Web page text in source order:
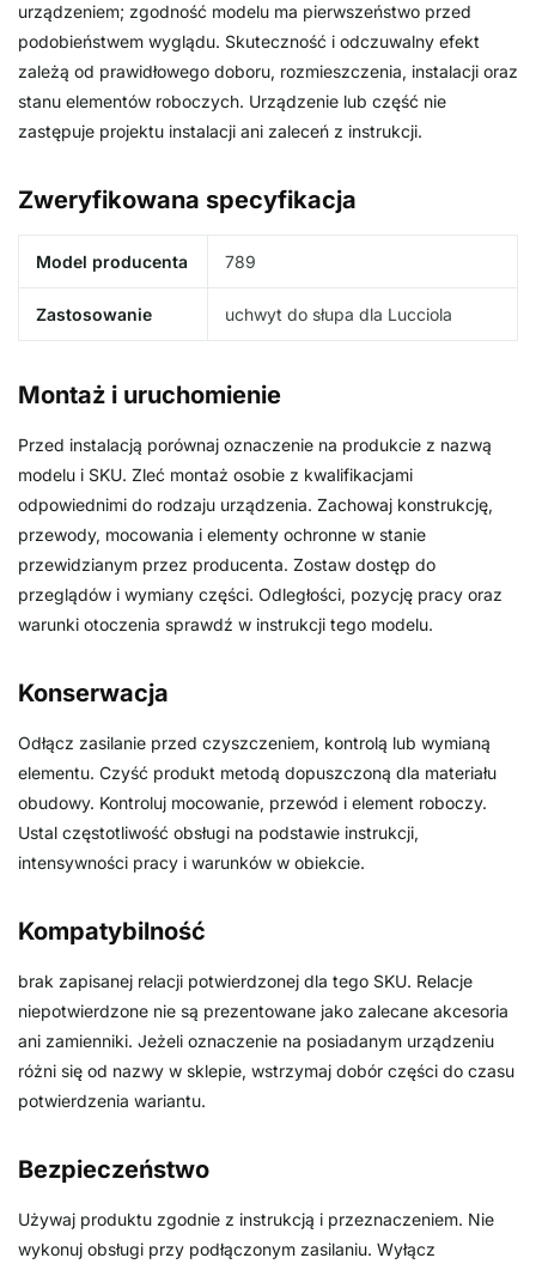
urządzeniem; zgodność modelu ma pierwszeństwo przed
podobieństwem wyglądu. Skuteczność i odczuwalny efekt
zależą od prawidłowego doboru, rozmieszczenia, instalacji oraz
stanu elementów roboczych. Urządzenie lub część nie
zastępuje projektu instalacji ani zaleceń z instrukcji.
Zweryfikowana specyfikacja
Model producenta 789
Zastosowanie uchwyt do słupa dla Lucciola
Montaż i uruchomienie
Przed instalacją porównaj oznaczenie na produkcie z nazwą
modelu i SKU. Zleć montaż osobie z kwalifikacjami
odpowiednimi do rodzaju urządzenia. Zachowaj konstrukcję,
przewody, mocowania i elementy ochronne w stanie
przewidzianym przez producenta. Zostaw dostęp do
przeglądów i wymiany części. Odległości, pozycję pracy oraz
warunki otoczenia sprawdź w instrukcji tego modelu.
Konserwacja
Odłącz zasilanie przed czyszczeniem, kontrolą lub wymianą
elementu. Czyść produkt metodą dopuszczoną dla materiału
obudowy. Kontroluj mocowanie, przewód i element roboczy.
Ustal częstotliwość obsługi na podstawie instrukcji,
intensywności pracy i warunków w obiekcie.
Kompatybilność
brak zapisanej relacji potwierdzonej dla tego SKU. Relacje
niepotwierdzone nie są prezentowane jako zalecane akcesoria
ani zamienniki. Jeżeli oznaczenie na posiadanym urządzeniu
różni się od nazwy w sklepie, wstrzymaj dobór części do czasu
potwierdzenia wariantu.
Bezpieczeństwo
Używaj produktu zgodnie z instrukcją i przeznaczeniem. Nie
wykonuj obsługi przy podłączonym zasilaniu. Wyłącz